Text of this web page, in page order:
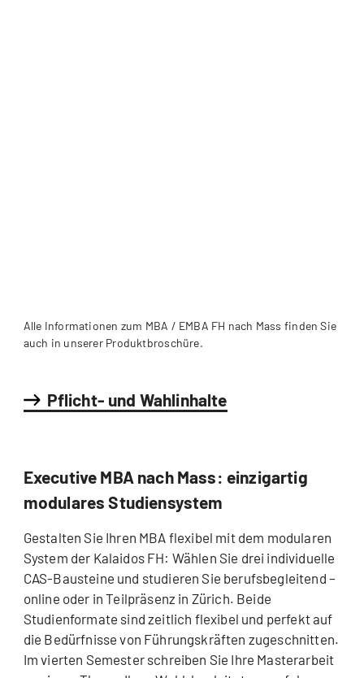
Alle Informationen zum MBA / EMBA FH nach Mass finden Sie
auch in unserer Produktbroschüre.
Pflicht- und Wahlinhalte
Executive MBA nach Mass: einzigartig
modulares Studiensystem
Gestalten Sie Ihren MBA flexibel mit dem modularen
System der Kalaidos FH: Wählen Sie drei individuelle
CAS-Bausteine und studieren Sie berufsbegleitend –
online oder in Teilpräsenz in Zürich. Beide
Studienformate sind zeitlich flexibel und perfekt auf
die Bedürfnisse von Führungskräften zugeschnitten.
Im vierten Semester schreiben Sie Ihre Masterarbeit